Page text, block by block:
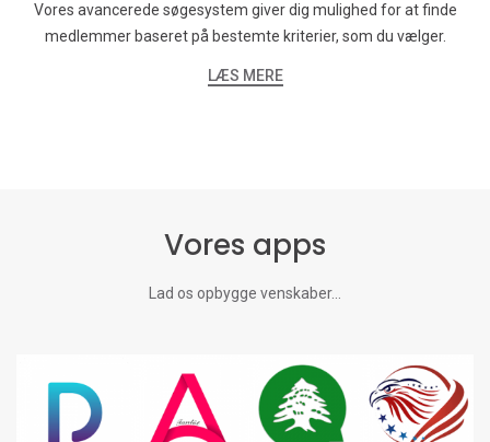
Vores avancerede søgesystem giver dig mulighed for at finde
medlemmer baseret på bestemte kriterier, som du vælger.
LÆS MERE
Vores apps
Lad os opbygge venskaber...